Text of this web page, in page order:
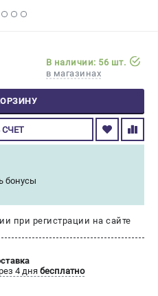
данных
В наличии: 56 шт.
в магазинах
бонусы
при регистрации на сайте
4 днябесплатно